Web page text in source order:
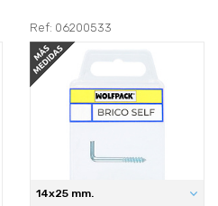
Ref: 06200533
14x25 mm.